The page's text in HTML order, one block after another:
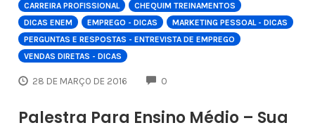
CARREIRA PROFISSIONAL
CHEQUIM TREINAMENTOS
DICAS ENEM
EMPREGO - DICAS
MARKETING PESSOAL - DICAS
PERGUNTAS E RESPOSTAS - ENTREVISTA DE EMPREGO
VENDAS DIRETAS - DICAS
28 DE MARÇO DE 2016 0
Palestra Para Ensino Médio – Sua